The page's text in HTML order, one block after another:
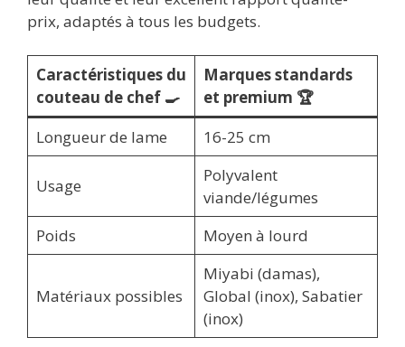
prix, adaptés à tous les budgets.
Caractéristiques du
couteau de chef 🍳
Marques standards
et premium 🏆
Longueur de lame
16-25 cm
Usage
Polyvalent
viande/légumes
Poids
Moyen à lourd
Matériaux possibles
Miyabi (damas),
Global (inox), Sabatier
(inox)